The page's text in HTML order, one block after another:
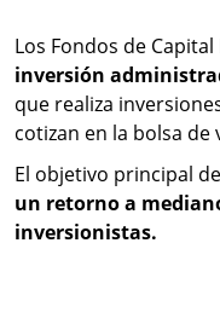
Los Fondos de
inversión
que realiza
cotizan en la bolsa de
El objetivo principal
un retorno a
inversionistas.